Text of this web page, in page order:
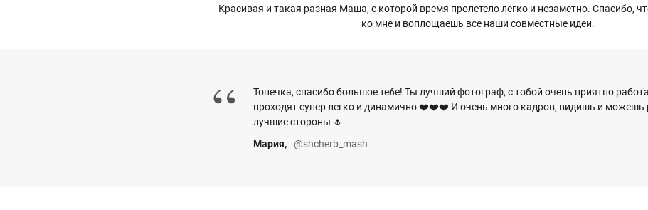
Красивая и такая разная Маша, с которой время пролетело легко и незаметно. Спасибо,
ко мне и воплощаешь все наши совместные идеи.
“
Тонечка, спасибо большое тебе! Ты лучший фотограф, с тобой очень приятно
проходят супер легко и динамично ❤️❤️❤️ И очень много кадров, видишь и можешь
лучшие стороны 🌷
Мария,
@shcherb_mash